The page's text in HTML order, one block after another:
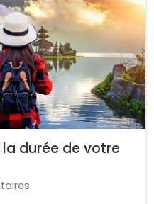
la durée de votre